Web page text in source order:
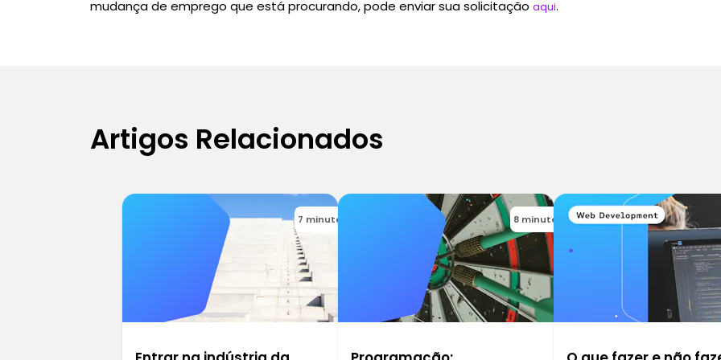
mudança de emprego que está procurando, pode enviar sua solicitação aqui.
Artigos Relacionados
7 minutes 8 minutes